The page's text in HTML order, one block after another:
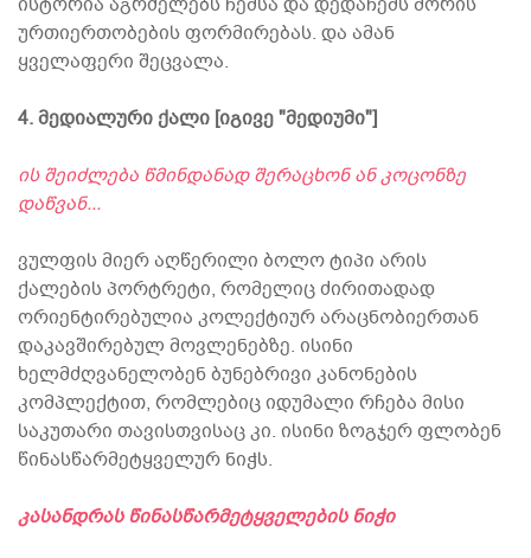
ურთიერთობების ფორმირებას. და ამან
ყველაფერი შეცვალა.
4. მედიალური ქალი [იგივე "მედიუმი"]
ის შეიძლება წმინდანად შერაცხონ ან კოცონზე
დაწვან...
ვულფის მიერ აღწერილი ბოლო ტიპი არის
ქალების პორტრეტი, რომელიც ძირითადად
ორიენტირებულია კოლექტიურ არაცნობიერთან
დაკავშირებულ მოვლენებზე. ისინი
ხელმძღვანელობენ ბუნებრივი კანონების
კომპლექტით, რომლებიც იდუმალი რჩება მისი
საკუთარი თავისთვისაც კი. ისინი ზოგჯერ ფლობენ
წინასწარმეტყველურ ნიჭს.
კასანდრას წინასწარმეტყველების ნიჭი